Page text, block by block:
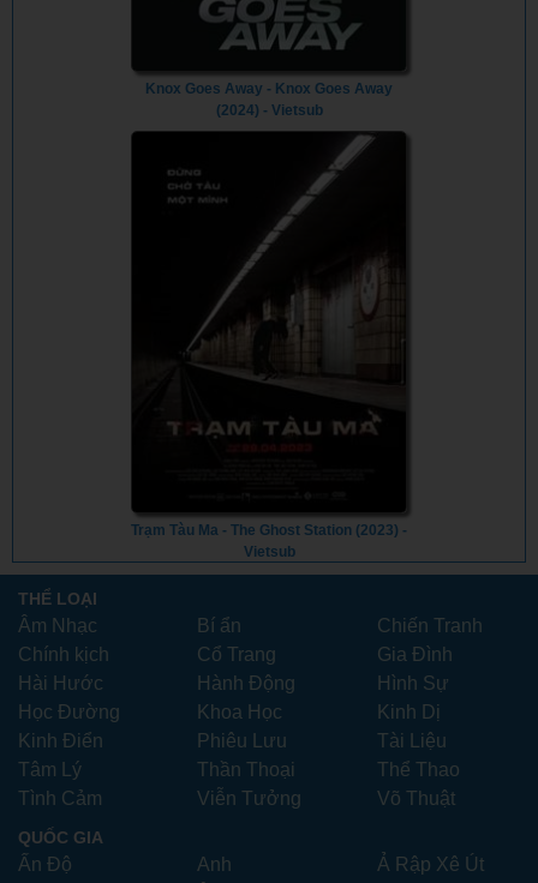
Knox Goes Away - Knox Goes Away
(2024) - Vietsub
Trạm Tàu Ma - The Ghost Station (2023) -
Vietsub
THỂ LOẠI
Âm Nhạc Bí ẩn
Chiến Tranh
Chính kịch
Cổ Trang
Gia Đình
Hài Hước
Hành Động
Hình Sự
Học Đường
Khoa Học
Kinh Dị
Kinh Điển
Phiêu Lưu
Tài Liệu
Tâm Lý
Thần Thoại
Thể Thao
Tình Cảm
Viễn Tưởng Võ Thuật
QUỐC GIA
Ấn Độ Anh
Ả Rập Xê Út